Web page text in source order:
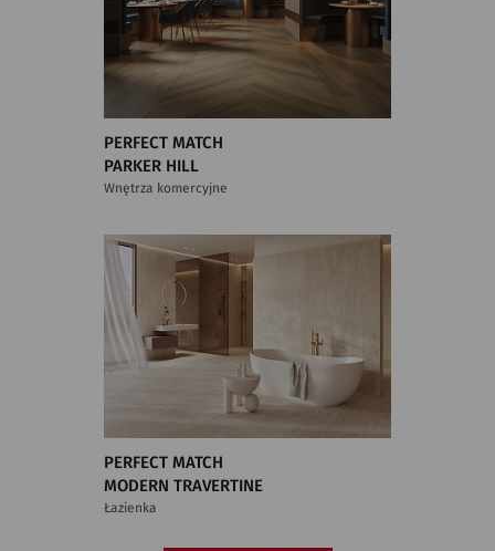
PERFECT MATCH
PARKER HILL
Wnętrza komercyjne
PERFECT MATCH
MODERN TRAVERTINE
Łazienka